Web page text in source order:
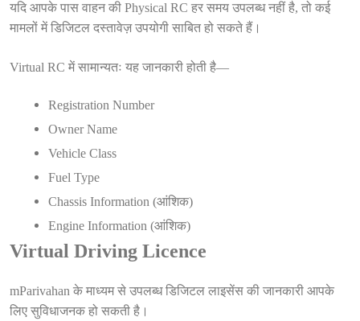
यदि आपके पास वाहन की Physical RC हर समय उपलब्ध नहीं है, तो कई
मामलों में डिजिटल दस्तावेज़ उपयोगी साबित हो सकते हैं।
Virtual RC में सामान्यतः यह जानकारी होती है—
Registration Number
Owner Name
Vehicle Class
Fuel Type
Chassis Information (आंशिक)
Engine Information (आंशिक)
Virtual Driving Licence
mParivahan के माध्यम से उपलब्ध डिजिटल लाइसेंस की जानकारी आपके
लिए सुविधाजनक हो सकती है।